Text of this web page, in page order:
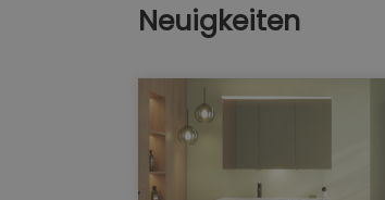
Neuigkeiten